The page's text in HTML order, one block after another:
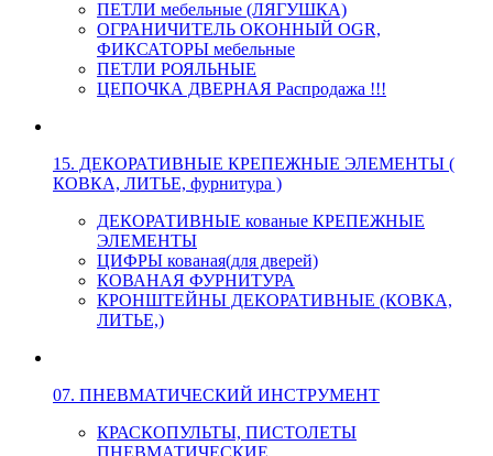
ПЕТЛИ мебельные (ЛЯГУШКА)
ОГРАНИЧИТЕЛЬ ОКОННЫЙ OGR,
ФИКСАТОРЫ мебельные
ПЕТЛИ РОЯЛЬНЫЕ
ЦЕПОЧКА ДВЕРНАЯ Распродажа !!!
15. ДЕКОРАТИВНЫЕ КРЕПЕЖНЫЕ ЭЛЕМЕНТЫ (
КОВКА, ЛИТЬЕ, фурнитура )
ДЕКОРАТИВНЫЕ кованые КРЕПЕЖНЫЕ
ЭЛЕМЕНТЫ
ЦИФРЫ кованая(для дверей)
КОВАНАЯ ФУРНИТУРА
КРОНШТЕЙНЫ ДЕКОРАТИВНЫЕ (КОВКА,
ЛИТЬЕ,)
07. ПНЕВМАТИЧЕСКИЙ ИНСТРУМЕНТ
КРАСКОПУЛЬТЫ, ПИСТОЛЕТЫ
ПНЕВМАТИЧЕСКИЕ